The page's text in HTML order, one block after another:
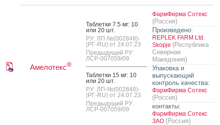
Амелотекс®
Таб­летки 7.5 мг: 10
или 20 шт.
РУ: ЛП-№(002848)-
(РГ-RU) от 24.07.23
Предыдущий РУ:
ЛСР-007059/09
Таб­летки 15 мг: 10
или 20 шт.
РУ: ЛП-№(002848)-
(РГ-RU) от 24.07.23
Предыдущий РУ:
ЛСР-007059/09
ФармФирма Сотекс
(Россия)
Произведено:
REPLEK FARM Ltd.
Skopje (Республика
Северная
Македония)
Упаковка и
выпускающий
контроль качества:
ФармФирма Сотекс
(Россия)
контакты:
ФармФирма Сотекс
ЗАО (Россия)